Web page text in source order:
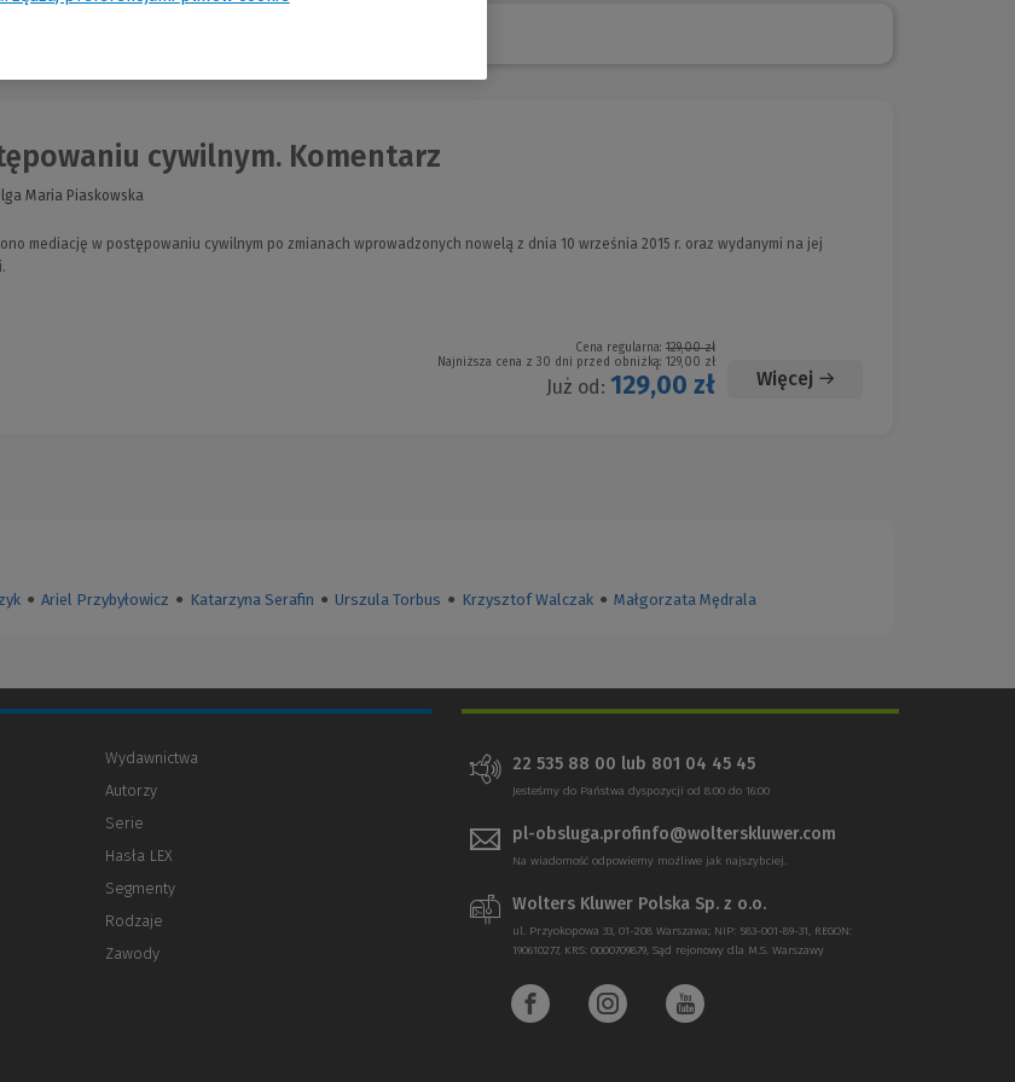
cywilnym. Komentarz
Maria Piaskowska
mediację w postępowaniu cywilnym po zmianach wprowadzonych nowelą z dnia 10 września 2015 r. oraz wydanymi na jej
Cena regularna: 129,00 zł
Najniższa cena z 30 dni przed obniżką: 129,00 zł
Już od: 129,00 zł Więcej
● Ariel Przybyłowicz ● Katarzyna Serafin ● Urszula Torbus ● Krzysztof Walczak ● Małgorzata Mędrala
Wydawnictwa
Autorzy
Serie
Hasła LEX
Segmenty
Rodzaje
Zawody
22 535 88 00 lub 801 04 45 45
Jesteśmy do Państwa dyspozycji od 8:00 do 16:00
pl-obsluga.profinfo@wolterskluwer.com
Na wiadomość odpowiemy możliwe jak najszybciej.
Wolters Kluwer Polska Sp. z o.o.
ul. Przyokopowa 33, 01-208 Warszawa; NIP: 583-001-89-31, REGON:
190610277, KRS: 0000709879, Sąd rejonowy dla M.S. Warszawy